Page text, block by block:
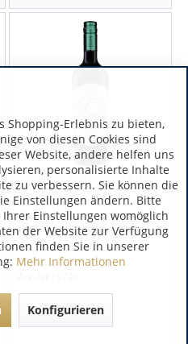
Valle de Colchagua | Chile
Caliterra Cabernet Sauvignon
Reserva
Shopping-Erlebnis zu bieten,
von diesen Cookies sind
Website, andere helfen uns
personalisierte Inhalte
zu verbessern. Sie können die
Einstellungen ändern. Bitte
Ihrer Einstellungen womöglich
der Website zur Verfügung
finden Sie in unserer
Mehr Informationen
Konfigurieren